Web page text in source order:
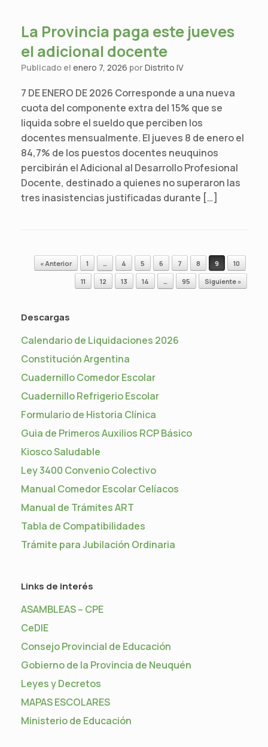
La Provincia paga este jueves
el adicional docente
Publicado el enero 7, 2026 porDistrito IV
7 DE ENERO DE 2026 Corresponde a una nueva
cuota del componente extra del 15% que se
liquida sobre el sueldo que perciben los
docentes mensualmente. El jueves 8 de enero el
84,7% de los puestos docentes neuquinos
percibirán el Adicional al Desarrollo Profesional
Docente, destinado a quienes no superaron las
tres inasistencias justificadas durante […]
Navegador de artículos
« Anterior 1 … 4 5 6 7 8 9
10
11
12 13 14 … 95 Siguiente »
Descargas
Calendario de Liquidaciones 2026
Constitución Argentina
Cuadernillo Comedor Escolar
Cuadernillo Refrigerio Escolar
Formulario de Historia Clínica
Guia de Primeros Auxilios RCP Básico
Kiosco Saludable
Ley 3400 Convenio Colectivo
Manual Comedor Escolar Celíacos
Manual de Trámites ART
Tabla de Compatibilidades
Trámite para Jubilación Ordinaria
Links de interés
ASAMBLEAS – CPE
CeDIE
Consejo Provincial de Educación
Gobierno de la Provincia de Neuquén
Leyes y Decretos
MAPAS ESCOLARES
Ministerio de Educación